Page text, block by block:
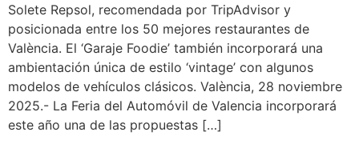
Solete Repsol, recomendada por TripAdvisor y
posicionada entre los 50 mejores restaurantes de
València. El ‘Garaje Foodie’ también incorporará una
ambientación única de estilo ‘vintage’ con algunos
modelos de vehículos clásicos. València, 28 noviembre
2025.- La Feria del Automóvil de Valencia incorporará
este año una de las propuestas […]